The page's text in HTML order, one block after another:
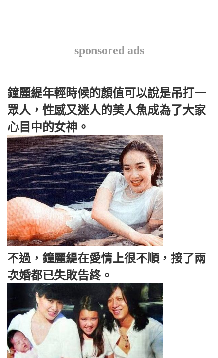
sponsored ads
鐘麗緹年輕時候的顏值可以說是吊打一
眾人，性感又迷人的美人魚成為了大家
心目中的女神。
不過，鐘麗緹在愛情上很不順，接了兩
次婚都已失敗告終。